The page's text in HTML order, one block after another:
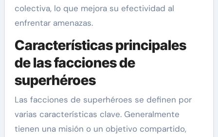
colectiva, lo que mejora su efectividad al
enfrentar amenazas.
Características principales
de las facciones de
superhéroes
Las facciones de superhéroes se definen por
varias características clave. Generalmente
tienen una misión o un objetivo compartido,